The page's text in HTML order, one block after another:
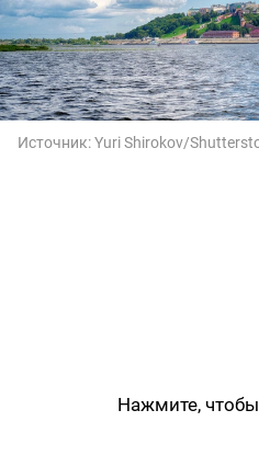
Источник:Yuri Shirokov/
Нажмите, чтобы
Нижний